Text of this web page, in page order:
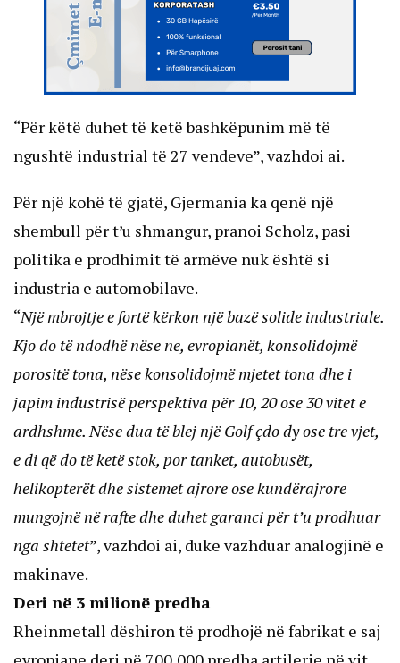
“Për këtë duhet të ketë bashkëpunim më të
ngushtë industrial të 27 vendeve”, vazhdoi ai.
Për një kohë të gjatë, Gjermania ka qenë një
shembull për t’u shmangur, pranoi Scholz, pasi
politika e prodhimit të armëve nuk është si
industria e automobilave.
“Një mbrojtje e fortë kërkon një bazë solide industriale.
Kjo do të ndodhë nëse ne, evropianët, konsolidojmë
porositë tona, nëse konsolidojmë mjetet tona dhe i
japim industrisë perspektiva për 10, 20 ose 30 vitet e
ardhshme. Nëse dua të blej një Golf çdo dy ose tre vjet,
e di që do të ketë stok, por tanket, autobusët,
helikopterët dhe sistemet ajrore ose kundërajrore
mungojnë në rafte dhe duhet garanci për t’u prodhuar
nga shtetet”, vazhdoi ai, duke vazhduar analogjinë e
makinave.
Deri në 3 milionë predha
Rheinmetall dëshiron të prodhojë në fabrikat e saj